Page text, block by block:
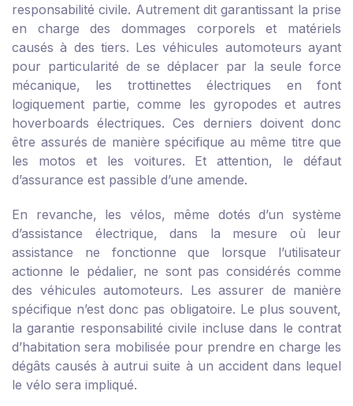
responsabilité civile. Autrement dit garantissant la prise
en charge des dommages corporels et matériels
causés à des tiers. Les véhicules automoteurs ayant
pour particularité de se déplacer par la seule force
mécanique, les trottinettes électriques en font
logiquement partie, comme les gyropodes et autres
hoverboards électriques. Ces derniers doivent donc
être assurés de manière spécifique au même titre que
les motos et les voitures. Et attention, le défaut
d’assurance est passible d’une amende.
En revanche, les vélos, même dotés d’un système
d’assistance électrique, dans la mesure où leur
assistance ne fonctionne que lorsque l’utilisateur
actionne le pédalier, ne sont pas considérés comme
des véhicules automoteurs. Les assurer de manière
spécifique n’est donc pas obligatoire. Le plus souvent,
la garantie responsabilité civile incluse dans le contrat
d’habitation sera mobilisée pour prendre en charge les
dégâts causés à autrui suite à un accident dans lequel
le vélo sera impliqué.